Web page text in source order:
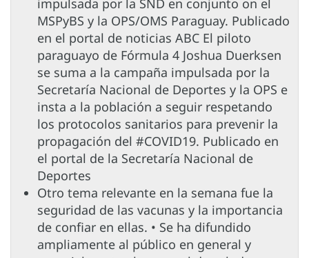
impulsada por la SND en conjunto on el
MSPyBS y la OPS/OMS Paraguay. Publicado
en el portal de noticias ABC El piloto
paraguayo de Fórmula 4 Joshua Duerksen
se suma a la campaña impulsada por la
Secretaría Nacional de Deportes y la OPS e
insta a la población a seguir respetando
los protocolos sanitarios para prevenir la
propagación del #COVID19. Publicado en
el portal de la Secretaría Nacional de
Deportes
Otro tema relevante en la semana fue la
seguridad de las vacunas y la importancia
de confiar en ellas. • Se ha difundido
ampliamente al público en general y